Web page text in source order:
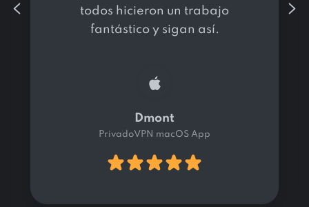
todos hicieron un trabajo
fantástico y sigan así.
Dmont
PrivadoVPN macOS App